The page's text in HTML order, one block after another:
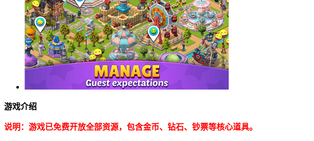
游戏介绍
说明：游戏已免费开放全部资源，包含金币、钻石、钞票等核心道具。